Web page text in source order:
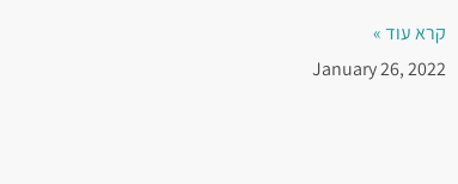
קרא עוד »
January 26, 2022